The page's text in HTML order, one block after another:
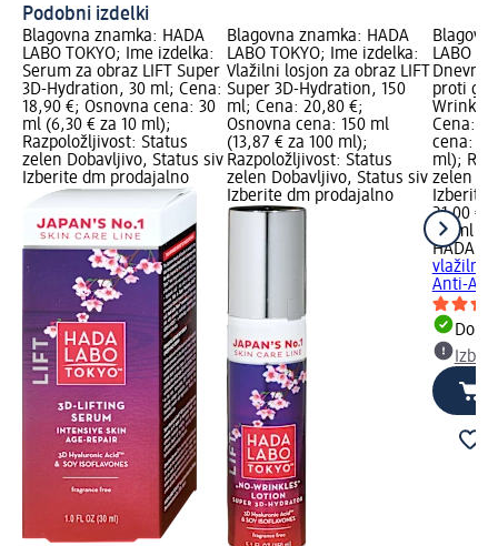
Podobni izdelki
Blagovna znamka: HADA
LABO TOKYO; Ime izdelka:
Serum za obraz LIFT Super
3D-Hydration, 30 ml; Cena:
18,90 €; Osnovna cena: 30
ml (6,30 € za 10 ml);
Razpoložljivost: Status
zelen Dobavljivo, Status siv
Izberite dm prodajalno
Blagovna znamka: HADA
LABO TOKYO; Ime izdelka:
Vlažilni losjon za obraz LIFT
Super 3D-Hydration, 150
ml; Cena: 20,80 €;
Osnovna cena: 150 ml
(13,87 € za 100 ml);
Razpoložljivost: Status
zelen Dobavljivo, Status siv
Izberite dm prodajalno
LABO
Dnevna
proti
Wrinkle
Cena:
cena:
ml);
zelen
Izberite
21,00 €
50 ml
HADA
vlažilna
Anti-